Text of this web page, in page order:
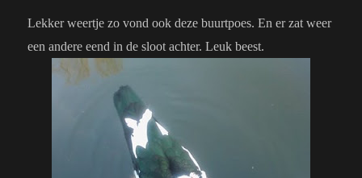
Lekker weertje zo vond ook deze buurtpoes. En er zat weer
een andere eend in de sloot achter. Leuk beest.